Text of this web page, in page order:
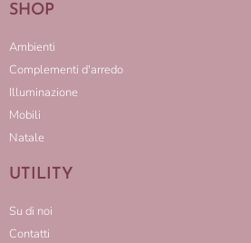
SHOP
Ambienti
Complementi d'arredo
Illuminazione
Mobili
Natale
UTILITY
Su di noi
Contatti